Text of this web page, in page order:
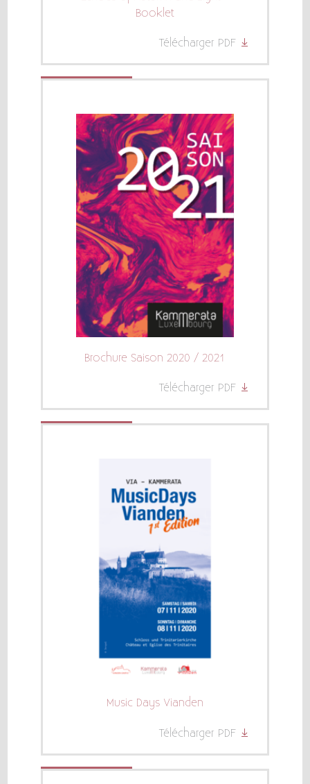
Booklet
Télécharger PDF
Brochure Saison 2020 / 2021
Télécharger PDF
Music Days Vianden
Télécharger PDF